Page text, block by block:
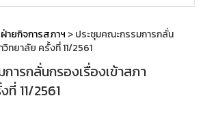
ฝ่ายกิจการสภาฯ > ประชุมคณะกรรมการกลั่น
ทยาลัย ครั้งที่ 11/2561
ารกลั่นกรองเรื่องเข้าสภา
11/2561